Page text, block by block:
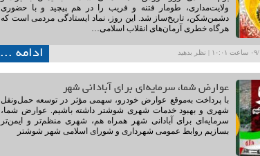
عوارض شما، سرمایه‌ای برای آبادانی شهر
با پرداخت به‌موقع عوارض خودرو، سهمی مؤثر در توسعه حمل‌ونقل
شهری و بهبود خدمات شهری شوشتر داشته باشیم. عوارض شما،
سرمایه‌ای برای آبادانی شهر همراه هم، شهری منظم‌تر و ایمن‌تر
بسازیم روابط عمومی شهرداری و شورای اسلامی شهر شوشتر
ولایت‌مداری، طومار فتنه و فریب را در هم پیچید و با حضوری
دشمن‌شکن، تاریخ‌ساز شد. این روز، نماد ایستادگی مردمی است که
هرگاه خطری آرمان‌های انقلاب اسلامی…
نظر بدهید ادامه ...